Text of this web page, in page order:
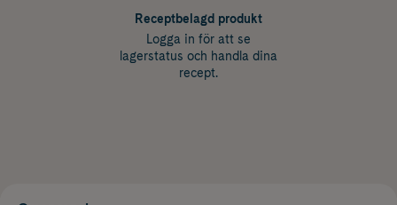
Receptbelagd produkt
Logga in för att se
lagerstatus och handla dina
recept.